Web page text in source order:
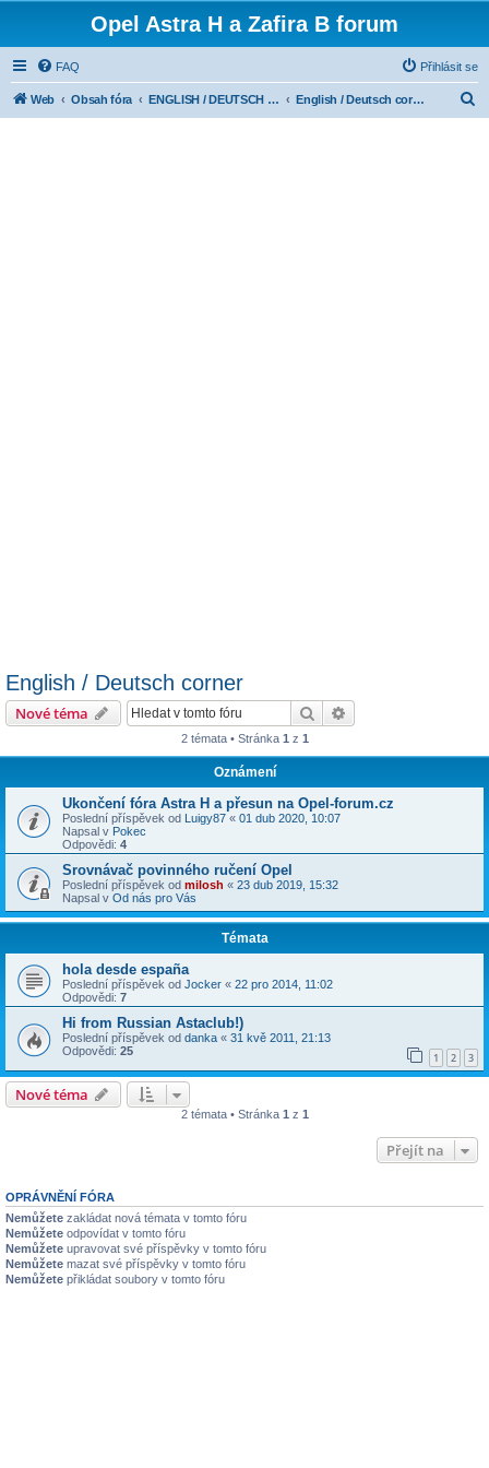
Opel Astra H a Zafira B forum
FAQ Přihlásit se
Web Obsah fóra ENGLISH / DEUTSCH CORNER English / Deutsch corner
English / Deutsch corner
Nové téma Hledat
2 témata • Stránka 1 z 1
Oznámení
Ukončení fóra Astra H a přesun na Opel-forum.cz
Poslední příspěvek od Luigy87 « 01 dub 2020, 10:07
Napsal v Pokec
Odpovědi: 4
Srovnávač povinného ručení Opel
Poslední příspěvek od milosh « 23 dub 2019, 15:32
Napsal v Od nás pro Vás
Témata
hola desde españa
Poslední příspěvek od Jocker « 22 pro 2014, 11:02
Odpovědi: 7
Hi from Russian Astaclub!)
Poslední příspěvek od danka « 31 kvě 2011, 21:13
Odpovědi: 25 1 2 3
Nové téma
2 témata • Stránka 1 z 1
Přejít na
OPRÁVNĚNÍ FÓRA
Nemůžete zakládat nová témata v tomto fóru
Nemůžete odpovídat v tomto fóru
Nemůžete upravovat své příspěvky v tomto fóru
Nemůžete mazat své příspěvky v tomto fóru
Nemůžete přikládat soubory v tomto fóru